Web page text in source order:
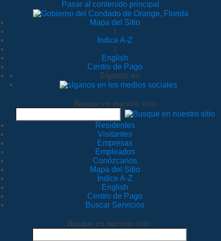
Pasar al contenido principal
Mapa del Sitio
Índice A-Z
English
Centro de Pago
Síganos en
Busque en nuestro sitio
Residentes
Visitantes
Empresas
Empleados
Conózcanos
Mapa del Sitio
Índice A-Z
English
Centro de Pago
Buscar Servicios
Busque en nuestro sitio